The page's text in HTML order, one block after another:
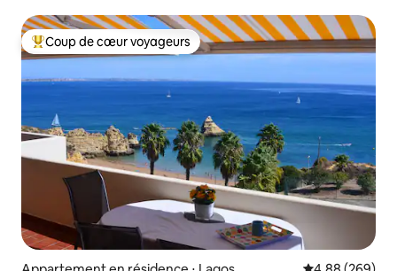
Coups de cœur voyageurs les plus appréciés
Coup de cœur voyageurs